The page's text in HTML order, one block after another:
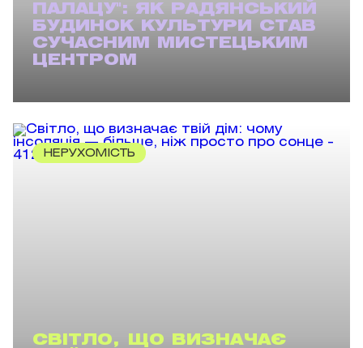
ПАЛАЦУ": ЯК РАДЯНСЬКИЙ
БУДИНОК КУЛЬТУРИ СТАВ
СУЧАСНИМ МИСТЕЦЬКИМ
ЦЕНТРОМ
НЕРУХОМІСТЬ
СВІТЛО, ЩО ВИЗНАЧАЄ